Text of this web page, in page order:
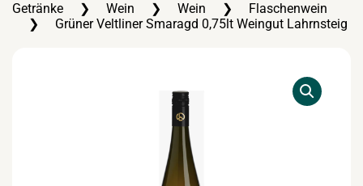
Getränke Wein Wein
Flaschenwein
Grüner Veltliner Smaragd 0,75lt Weingut Lahrnsteig